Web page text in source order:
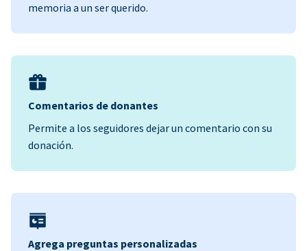
memoria a un ser querido.
Comentarios de donantes
Permite a los seguidores dejar un comentario con su
donación.
Agrega preguntas personalizadas